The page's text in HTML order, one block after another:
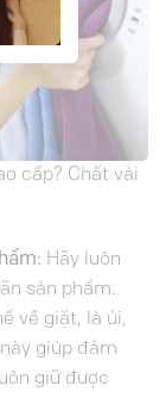
cấp? Chất vải
Hãy luôn
sản phẩm.
về giặt, là ủi,
giúp đảm
giữ được